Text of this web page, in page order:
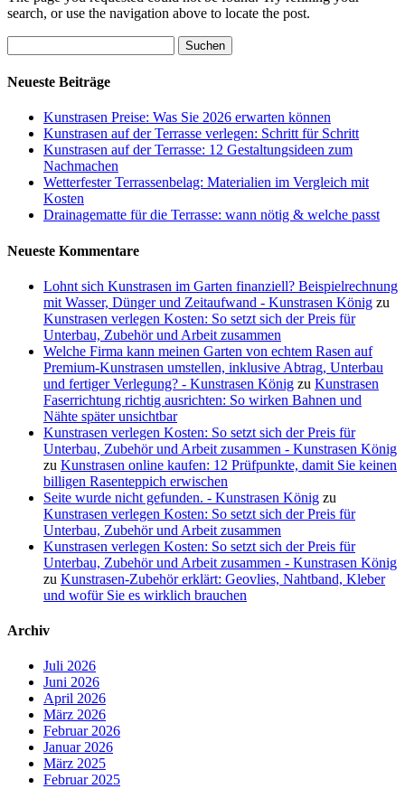
search, or use the navigation above to locate the post.
nach:
Neueste Beiträge
Kunstrasen Preise: Was Sie 2026 erwarten können
Kunstrasen auf der Terrasse verlegen: Schritt für Schritt
Kunstrasen auf der Terrasse: 12 Gestaltungsideen zum
Nachmachen
Wetterfester Terrassenbelag: Materialien im Vergleich mit
Kosten
Drainagematte für die Terrasse: wann nötig & welche passt
Neueste Kommentare
Lohnt sich Kunstrasen im Garten finanziell? Beispielrechnung
mit Wasser, Dünger und Zeitaufwand - Kunstrasen König zu
Kunstrasen verlegen Kosten: So setzt sich der Preis für
Unterbau, Zubehör und Arbeit zusammen
Welche Firma kann meinen Garten von echtem Rasen auf
Premium-Kunstrasen umstellen, inklusive Abtrag, Unterbau
und fertiger Verlegung? - Kunstrasen König zu Kunstrasen
Faserrichtung richtig ausrichten: So wirken Bahnen und
Nähte später unsichtbar
Kunstrasen verlegen Kosten: So setzt sich der Preis für
Unterbau, Zubehör und Arbeit zusammen - Kunstrasen König
zu Kunstrasen online kaufen: 12 Prüfpunkte, damit Sie keinen
billigen Rasenteppich erwischen
Seite wurde nicht gefunden. - Kunstrasen König zu
Kunstrasen verlegen Kosten: So setzt sich der Preis für
Unterbau, Zubehör und Arbeit zusammen
Kunstrasen verlegen Kosten: So setzt sich der Preis für
Unterbau, Zubehör und Arbeit zusammen - Kunstrasen König
zu Kunstrasen-Zubehör erklärt: Geovlies, Nahtband, Kleber
und wofür Sie es wirklich brauchen
Archiv
Juli 2026
Juni 2026
April 2026
März 2026
Februar 2026
Januar 2026
März 2025
Februar 2025